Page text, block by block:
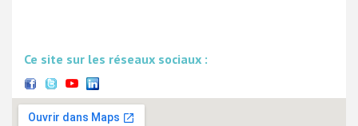
Ce site sur les réseaux sociaux :